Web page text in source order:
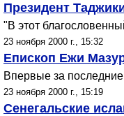
Президент
"В этот
23 ноября 2000 г., 15:32
Епископ Ежи
Впервые за последние
23 ноября 2000 г., 15:19
Сенегальские